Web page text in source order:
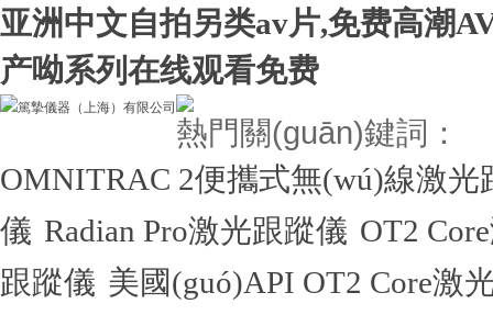
亚洲中文自拍另类av片,免费高潮
产呦系列在线观看免费
熱門關(guān)鍵詞：
OMNITRAC 2便攜式無(wú)線激光
儀 Radian Pro激光跟蹤儀 OT2
跟蹤儀 美國(guó)API OT2 Core激